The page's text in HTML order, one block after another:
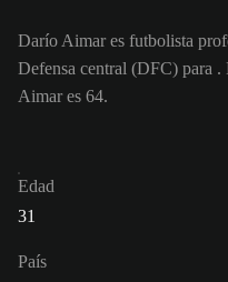
Darío Aimar es futbolista
Defensa central (DFC) para
Aimar es 64.
Edad
31
País